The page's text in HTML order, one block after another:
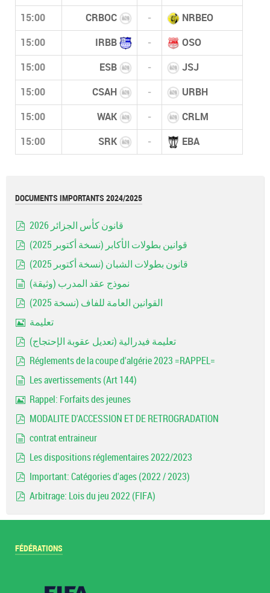
15:00 CRBOC - NRBEO
15:00 IRBB - OSO
15:00 ESB - JSJ
15:00 CSAH - URBH
15:00 WAK - CRLM
15:00 SRK - EBA
DOCUMENTS IMPORTANTS 2024/2025
قانون كأس الجزائر 2026
قوانين بطولات الأكابر (نسخة أكتوبر 2025)
قانون بطولات الشبان (نسخة أكتوبر 2025)
نموذج عقد المدرب (وثيقة)
القوانين العامة للفاف (نسخة 2025)
تعليمة
تعليمة فيدرالية (تعديل عقوبة الإحتجاج)
Réglements de la coupe d'algérie 2023 =RAPPEL=
Les avertissements (Art 144)
Rappel: Forfaits des jeunes
MODALITE D'ACCESSION ET DE RETROGRADATION
contrat entraineur
Les dispositions réglementaires 2022/2023
Important: Catégories d'ages (2022 / 2023)
Arbitrage: Lois du jeu 2022 (FIFA)
FÉDÉRATIONS